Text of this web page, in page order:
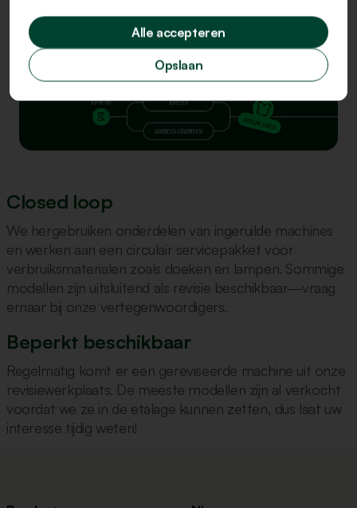
Closed loop
We hergebruiken onderdelen van ingeruilde machines
en werken aan een circulair servicepakket voor
verbruiksmaterialen zoals doeken en lampen. Sommige
modellen zijn uitsluitend als revisie beschikbaar—vraag
ernaar bij onze vertegenwoordigers.
Beperkt beschikbaar
Regelmatig komt er een gereviseerde machine uit onze
revisiewerkplaats. De meeste modellen zijn al verkocht
voordat we ze in de etalage kunnen zetten, dus laat uw
interesse tijdig weten!
Opslaan
Alle accepteren